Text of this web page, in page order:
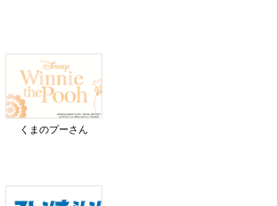
くまのプーさん